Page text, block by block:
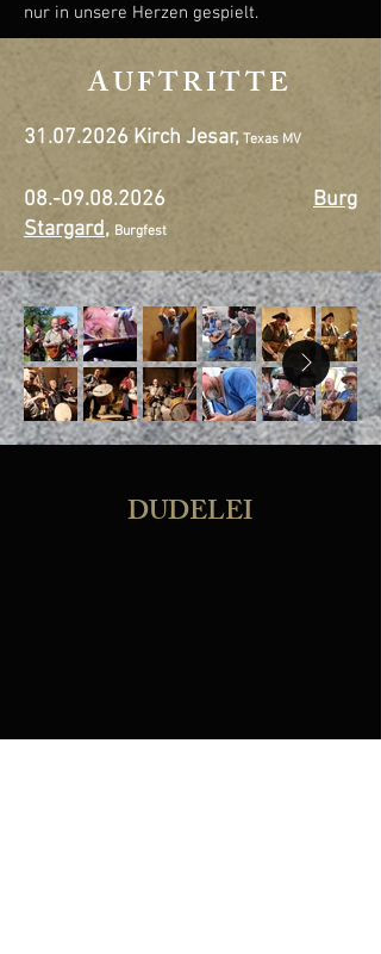
nur in unsere Herzen gespielt.
AUFTRITTE
31.07.2026 Kirch Jesar, Texas MV
08.-09.08.2026
Burg
Stargard, Burgfest
DUDELEI